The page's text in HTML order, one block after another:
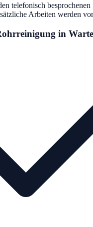
telefonisch besprochenen
Arbeiten werden
in